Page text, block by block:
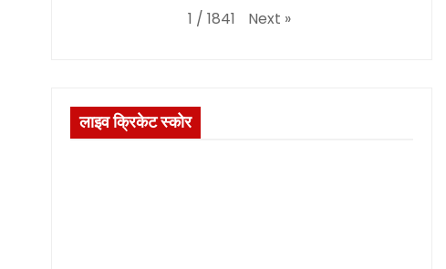
1 / 1841 Next »
लाइव क्रिकेट स्कोर